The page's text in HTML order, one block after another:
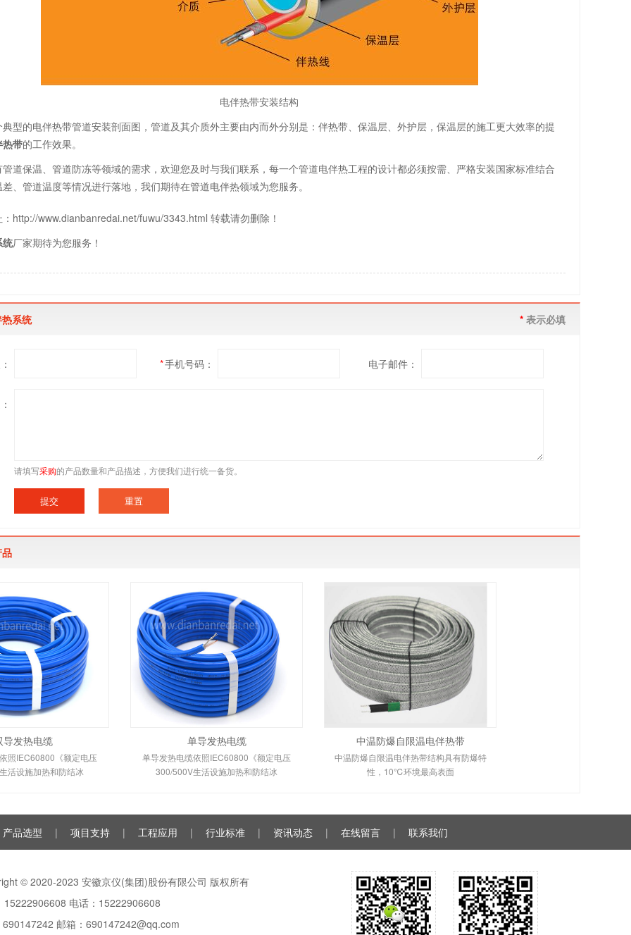
电伴热带安装结构
型的电伴热带管道安装剖面图，管道及其介质外主要由内而外分别是：伴热带、保温层、外护层，保温层的施工更大效率的提
热带的工作效果。
道保温、管道防冻等领域的需求，欢迎您及时与我们联系，每一个管道电伴热工程的设计都必须按需、严格安装国家标准结合
、管道温度等情况进行落地，我们期待在管道电伴热领域为您服务。
http://www.dianbanredai.net/fuwu/3343.html 转载请勿删除！
统厂家期待为您服务！
系统 * 表示必填
*手机号码： 电子邮件：
请填写采购的产品数量和产品描述，方便我们进行统一备货。
导发热电缆
照IEC60800《额定电压
活设施加热和防结冰
单导发热电缆
单导发热电缆依照IEC60800《额定电压
300/500V生活设施加热和防结冰
中温防爆自限温电伴热带
中温防爆自限温电伴热带结构具有防爆特
性，10℃环境最高表面
产品选型 | 项目支持 | 工程应用 | 行业标准 | 资讯动态 | 在线留言 | 联系我们
© 2020-2023 安徽京仪(集团)股份有限公司 版权所有
15222906608 电话：15222906608
690147242 邮箱：690147242@qq.com